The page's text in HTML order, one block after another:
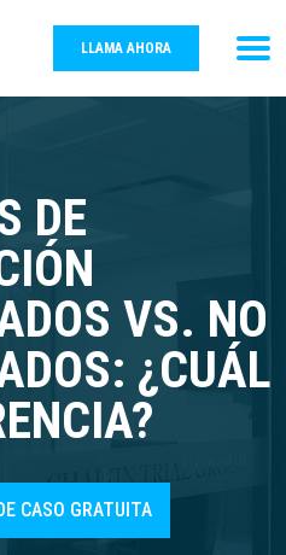
LLAMA AHORA
DE
VS. NO
¿CUÁL
CASO GRATUITA